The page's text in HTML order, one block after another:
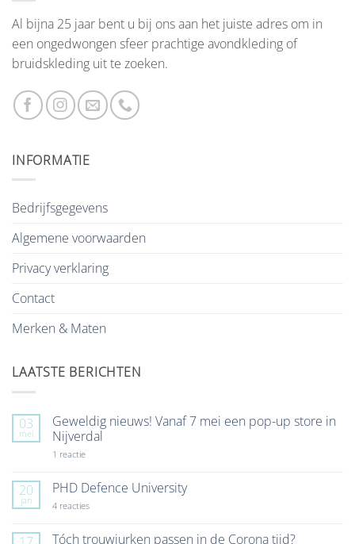
Al bijna 25 jaar bent u bij ons aan het juiste adres om in
een ongedwongen sfeer prachtige avondkleding of
bruidskleding uit te zoeken.
INFORMATIE
Bedrijfsgegevens
Algemene voorwaarden
Privacy verklaring
Contact
Merken & Maten
LAATSTE BERICHTEN
03
mei
Geweldig nieuws! Vanaf 7 mei een pop-up store in
Nijverdal
1 reactieop
Vanaf
7
mei
up
20
jan
PHD Defence University
4 reactiesop
University
Tóch trouwjurken passen in de Corona tijd?